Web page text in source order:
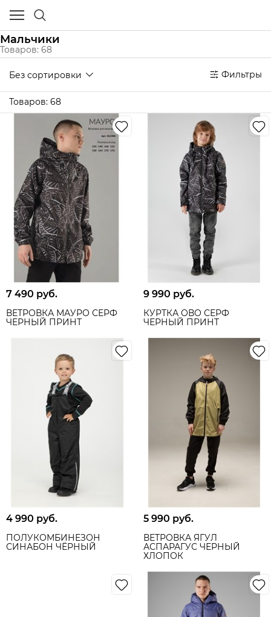
Мальчики
Товаров: 68
Без сортировки Фильтры
Товаров: 68
7 490 руб.
ВЕТРОВКА МАУРО СЕРФ
ЧЕРНЫЙ ПРИНТ
9 990 руб.
КУРТКА ОВО СЕРФ
ЧЕРНЫЙ ПРИНТ
4 990 руб.
ПОЛУКОМБИНЕЗОН
СИНАБОН ЧЁРНЫЙ
5 990 руб.
ВЕТРОВКА ЯГУЛ
АСПАРАГУС ЧЕРНЫЙ
ХЛОПОК